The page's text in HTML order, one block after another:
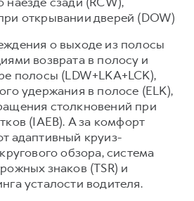
открывании дверей (DOW)
о выходе из полосы
возврата в полосу и
полосы (LDW+LKA+LCK),
удержания в полосе (ELK),
столкновений при
(IAEB). А за комфорт
адаптивный круиз-
обзора, система
знаков (TSR) и
усталости водителя.